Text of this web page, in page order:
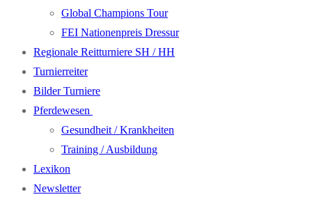
Global Champions Tour
FEI Nationenpreis Dressur
Regionale Reitturniere SH / HH
Turnierreiter
Bilder Turniere
Pferdewesen
Gesundheit / Krankheiten
Training / Ausbildung
Lexikon
Newsletter